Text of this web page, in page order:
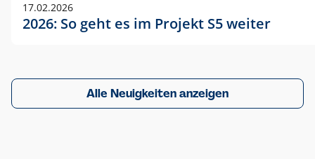
17.02.2026
2026: So geht es im Projekt S5 weiter
Alle Neuigkeiten anzeigen